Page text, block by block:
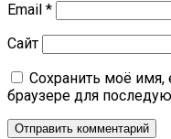
Email *
Сайт
Сохранить моё имя,
браузере для